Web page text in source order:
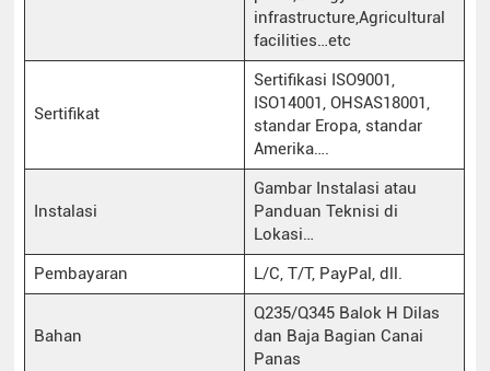
infrastructure,Agricultural
facilities…etc
Sertifikat
Sertifikasi ISO9001,
ISO14001, OHSAS18001,
standar Eropa, standar
Amerika….
Instalasi
Gambar Instalasi atau
Panduan Teknisi di
Lokasi…
Pembayaran
L/C, T/T, PayPal, dll.
Bahan
Q235/Q345 Balok H Dilas
dan Baja Bagian Canai
Panas